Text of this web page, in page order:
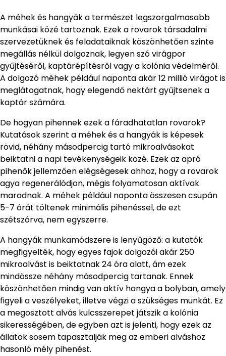
A méhek és hangyák a természet legszorgalmasabb
munkásai közé tartoznak. Ezek a rovarok társadalmi
szervezetüknek és feladataiknak köszönhetően szinte
megállás nélkül dolgoznak, legyen szó virágpor
gyűjtéséről, kaptárépítésről vagy a kolónia védelméről.
A dolgozó méhek például naponta akár 12 millió virágot is
meglátogatnak, hogy elegendő nektárt gyűjtsenek a
kaptár számára.
De hogyan pihennek ezek a fáradhatatlan rovarok?
Kutatások szerint a méhek és a hangyák is képesek
rövid, néhány másodpercig tartó mikroalvásokat
beiktatni a napi tevékenységeik közé. Ezek az apró
pihenők jellemzően elégségesek ahhoz, hogy a rovarok
agya regenerálódjon, mégis folyamatosan aktívak
maradnak. A méhek például naponta összesen csupán
5-7 órát töltenek minimális pihenéssel, de ezt
szétszórva, nem egyszerre.
A hangyák munkamódszere is lenyűgöző: a kutatók
megfigyelték, hogy egyes fajok dolgozói akár 250
mikroalvást is beiktatnak 24 óra alatt, ám ezek
mindössze néhány másodpercig tartanak. Ennek
köszönhetően mindig van aktív hangya a bolyban, amely
figyeli a veszélyeket, illetve végzi a szükséges munkát. Ez
a megosztott alvás kulcsszerepet játszik a kolónia
sikerességében, de egyben azt is jelenti, hogy ezek az
állatok sosem tapasztalják meg az emberi alváshoz
hasonló mély pihenést.